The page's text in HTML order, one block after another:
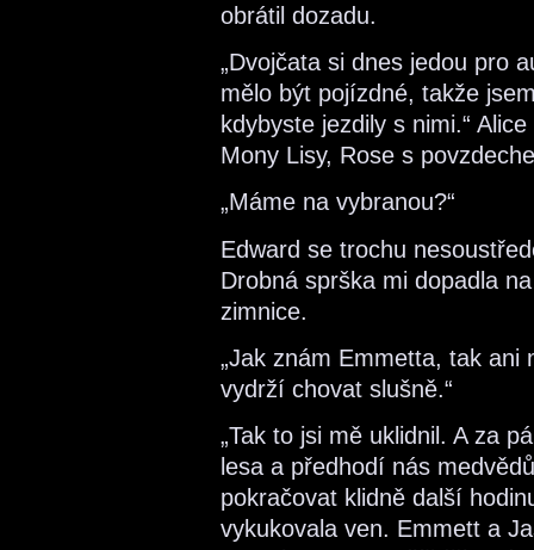
obrátil dozadu.
„Dvojčata si dnes jedou pro
mělo být pojízdné, takže
kdybyste jezdily s nimi.“
Mony Lisy, Rose s
„Máme na vybranou?“
Edward se trochu
Drobná sprška mi dopadla
zimnice.
„Jak znám Emmetta, tak ani
vydrží chovat slušně.“
„Tak to jsi mě uklidnil. A za
lesa a předhodí nás
pokračovat klidně další
vykukovala ven. Emmett a